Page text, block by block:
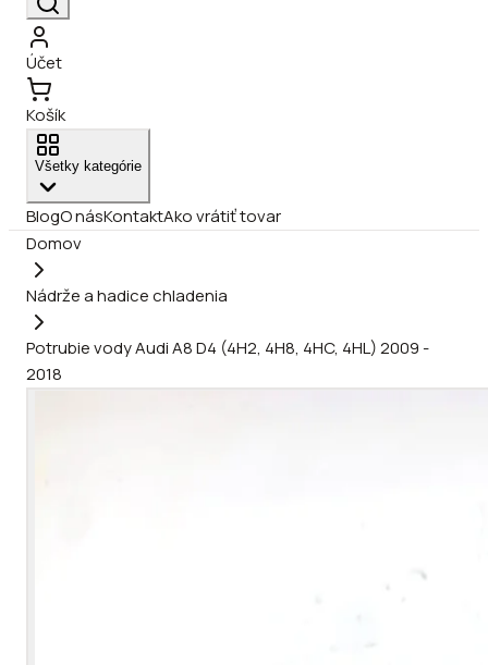
Účet
Košík
Všetky kategórie
BlogO násKontaktAko vrátiť tovar
Domov
Nádrže a hadice chladenia
Potrubie vody Audi A8 D4 (4H2, 4H8, 4HC, 4HL) 2009 -
2018